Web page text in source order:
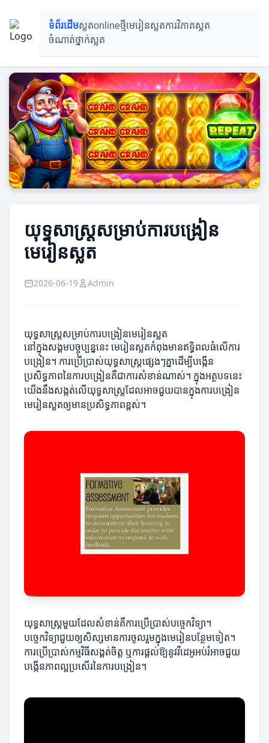
ទំព័រដើមស្លតonlineថ្មីមេរៀនស្លតការវិភាគស្លត
ចំណាត់ថ្នាក់ស្លត
យុទ្ធសាស្ត្រសម្រាប់ការបង្រៀន
មេរៀនស្លត
2026-06-19 Admin
យុទ្ធសាស្ត្រសម្រាប់ការបង្រៀនមេរៀនស្លត
នៅក្នុងសង្គមបច្ចុប្បន្ននេះ មេរៀនស្លតកំពុងមានឥទ្ធិពលធំលើការ
បង្រៀន។ ការប្រើប្រាស់យុទ្ធសាស្ត្រផ្សេងៗគ្នាដើម្បីបង្កើន
ប្រសិទ្ធភាពនៃការបង្រៀនគឺជាការសំខាន់ណាស់។ ក្នុងអត្ថបទនេះ
យើងនឹងសង្កត់លើយុទ្ធសាស្ត្រដែលអាចជួយបានក្នុងការបង្រៀន
មេរៀនស្លតឲ្យមានប្រសិទ្ធភាពខ្ពស់។
យុទ្ធសាស្ត្រមួយដែលសំខាន់គឺការប្រើប្រាស់បច្ចេកវិទ្យា។
បច្ចេកវិទ្យាជួយឲ្យសិស្សមានការចូលរួមក្នុងមេរៀនបន្ថែមទៀត។
ការប្រើប្រាស់កម្មវិធីសង្គត់ចិត្ត ឬការផ្តល់ឱ្យនូវវីដេអូអប់រំអាចជួយ
បង្កើនភាពល្អប្រសើរនៃការបង្រៀន។